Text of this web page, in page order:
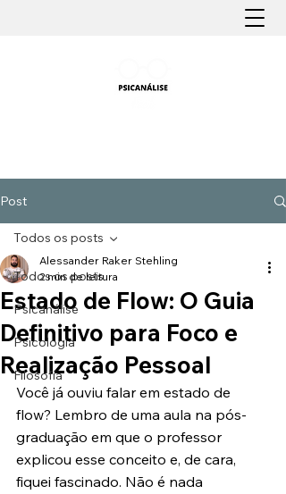
Post
Todos os posts
Psicanálise
Psicologia
Filosofia
Todos os posts
Estado de Flow: O Guia
Definitivo para Foco e
Realização Pessoal
Alessander Raker Stehling
2 min de leitura
Você já ouviu falar em estado de
flow? Lembro de uma aula na pós-
graduação em que o professor
explicou esse conceito e, de cara,
fiquei fascinado. Não é nada